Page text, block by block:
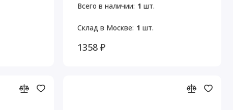
Всего в наличии: 1 шт.
Склад в Москве: 1 шт.
1358 ₽